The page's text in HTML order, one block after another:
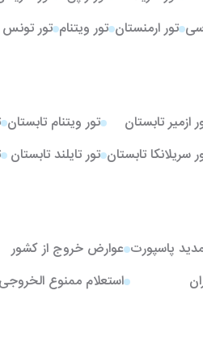
تور ارمنستان تور ویتنام تور تونس
ازمیر تابستان
سریلانکا تابستان
تور ویتنام تابستان
تور تایلند تابستان
پاسپورت عوارض خروج از کشور
استعلام ممنوع